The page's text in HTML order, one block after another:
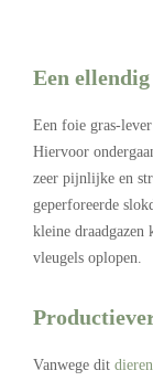
Een ellendig
Een foie gras-
Hiervoor
zeer pijnlijke en
geperforeerde
kleine draadgazen
vleugels oplopen.
Vanwege dit